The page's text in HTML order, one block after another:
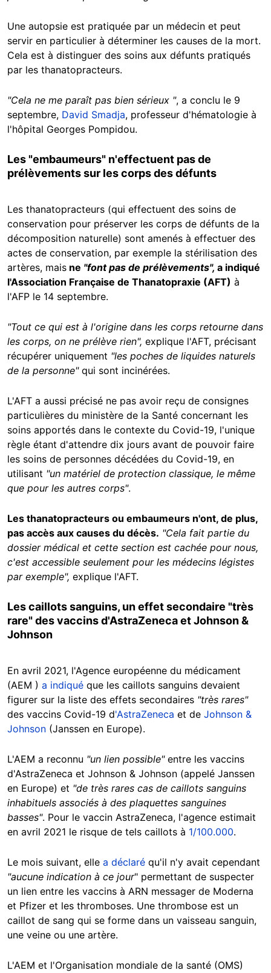
Une autopsie est pratiquée par un médecin et peut
servir en particulier à déterminer les causes de la mort.
Cela est à distinguer des soins aux défunts pratiqués
par les thanatopracteurs.
"Cela ne me paraît pas bien sérieux ", a conclu le 9
septembre, David Smadja, professeur d'hématologie à
l'hôpital Georges Pompidou.
Les "embaumeurs" n'effectuent pas de
prélèvements sur les corps des défunts
Les thanatopracteurs (qui effectuent des soins de
conservation pour préserver les corps de défunts de la
décomposition naturelle) sont amenés à effectuer des
actes de conservation, par exemple la stérilisation des
artères, mais ne "font pas de prélèvements", a indiqué
l'Association Française de Thanatopraxie (AFT) à
l'AFP le 14 septembre.
"Tout ce qui est à l'origine dans les corps retourne dans
les corps, on ne prélève rien", explique l'AFT, précisant
récupérer uniquement "les poches de liquides naturels
de la personne"qui sont incinérées.
L'AFT a aussi précisé ne pas avoir reçu de consignes
particulières du ministère de la Santé concernant les
soins apportés dans le contexte du Covid-19, l'unique
règle étant d'attendre dix jours avant de pouvoir faire
les soins de personnes décédées du Covid-19, en
utilisant "un matériel de protection classique, le même
que pour les autres corps".
Les thanatopracteurs ou embaumeurs n'ont, de plus,
pas accès aux causes du décès. "Cela fait partie du
dossier médical et cette section est cachée pour nous,
c'est accessible seulement pour les médecins légistes
par exemple", explique l'AFT.
Les caillots sanguins, un effet secondaire "très
rare" des vaccins d'AstraZeneca et Johnson &
Johnson
En avril 2021, l'Agence européenne du médicament
(AEM ) a indiqué que les caillots sanguins devaient
figurer sur la liste des effets secondaires "très rares"
des vaccins Covid-19 d'AstraZeneca et de Johnson &
Johnson (Janssen en Europe).
L'AEM a reconnu "un lien possible"entre les vaccins
d'AstraZeneca et Johnson & Johnson (appelé Janssen
en Europe) et "de très rares cas de caillots sanguins
inhabituels associés à des plaquettes sanguines
basses". Pour le vaccin AstraZeneca, l'agence estimait
en avril 2021 le risque de tels caillots à 1/100.000.
Le mois suivant, elle a déclaré qu'il n'y avait cependant
"aucune indication à ce jour" permettant de suspecter
un lien entre les vaccins à ARN messager de Moderna
et Pfizer et les thromboses. Une thrombose est un
caillot de sang qui se forme dans un vaisseau sanguin,
une veine ou une artère.
L'AEM et l'Organisation mondiale de la santé (OMS)